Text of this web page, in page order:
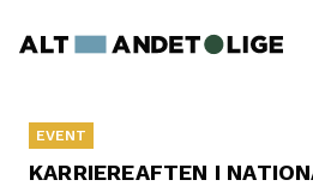
EVENT
KARRIEREAFTEN I